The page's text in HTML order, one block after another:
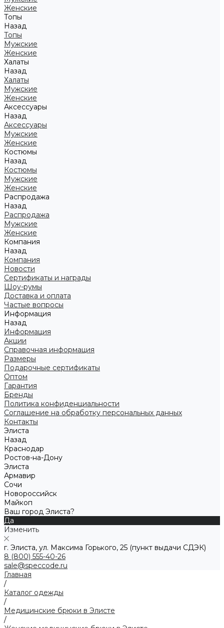
Женские
Топы
Назад
Топы
Мужские
Женские
Халаты
Назад
Халаты
Мужские
Женские
Аксессуары
Назад
Аксессуары
Мужские
Женские
Костюмы
Назад
Костюмы
Мужские
Женские
Распродажа
Назад
Распродажа
Мужские
Женские
Компания
Назад
Компания
Новости
Сертификаты и награды
Шоу-румы
Доставка и оплата
Частые вопросы
Информация
Назад
Информация
Акции
Справочная информация
Размеры
Подарочные сертификаты
Оптом
Гарантия
Бренды
Политика конфиденциальности
Соглашение на обработку персональных данных
Контакты
Элиста
Назад
Краснодар
Ростов-на-Дону
Элиста
Армавир
Сочи
Новороссийск
Майкоп
Ваш город Элиста?
Да
Изменить
г. Элиста, ул. Максима Горького, 25 (пункт выдачи СДЭК)
8 (800) 555-40-26
sale@speccode.ru
Главная
/
Каталог одежды
/
Медицинские брюки в Элисте
/